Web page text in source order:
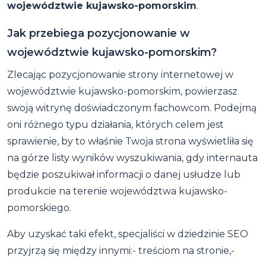
województwie kujawsko-pomorskim.
Jak przebiega pozycjonowanie w
województwie kujawsko-pomorskim?
Zlecając pozycjonowanie strony internetowej w
województwie kujawsko-pomorskim, powierzasz
swoją witrynę doświadczonym fachowcom. Podejmą
oni różnego typu działania, których celem jest
sprawienie, by to właśnie Twoja strona wyświetliła się
na górze listy wyników wyszukiwania, gdy internauta
będzie poszukiwał informacji o danej usłudze lub
produkcie na terenie województwa kujawsko-
pomorskiego.
Aby uzyskać taki efekt, specjaliści w dziedzinie SEO
przyjrzą się między innymi:- treściom na stronie,-